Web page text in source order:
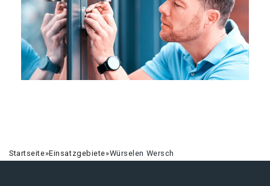
Startseite»Einsatzgebiete»Würselen Wersch